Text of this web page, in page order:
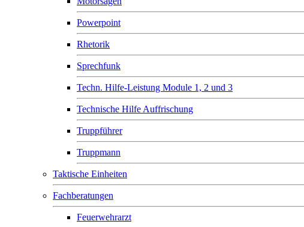
Powerpoint
Rhetorik
Sprechfunk
Techn. Hilfe-Leistung Module 1, 2 und 3
Technische Hilfe Auffrischung
Truppführer
Truppmann
Taktische Einheiten
Fachberatungen
Feuerwehrarzt